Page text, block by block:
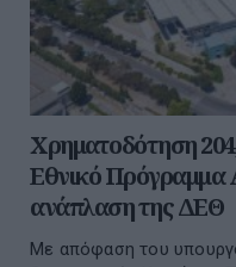
Χρηματοδότηση
Εθνικό Πρόγραμμα
ανάπλαση της ΔΕΘ
Με απόφαση του